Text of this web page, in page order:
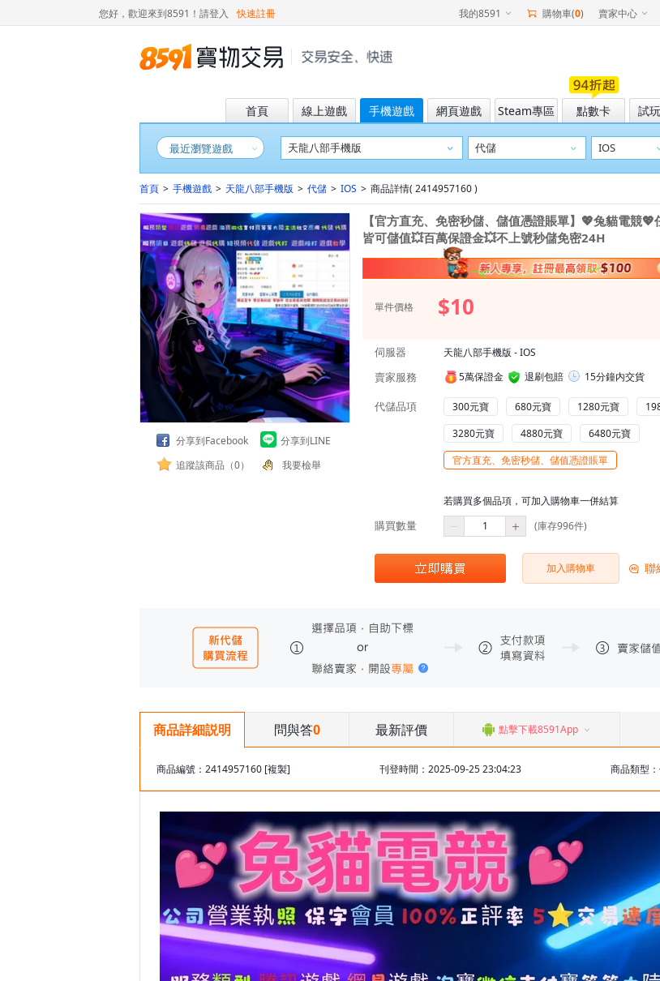
您好，歡迎來到8591！ 請登入 快速註冊 我的8591 購物車(0) 賣家中心
首頁 線上遊戲 手機遊戲 網頁遊戲 Steam專區 點數卡 試
最近瀏覽遊戲
首頁 > 手機遊戲 > 天龍八部手機版 > 代儲 > IOS > 商品詳情( 2414957160 )
分享到Facebook
分享到LINE
追蹤該商品（0）
我要檢舉
【官方直充、免密秒儲、儲值憑證賬單】 💖兔貓電競💖
皆可儲值💥百萬保證金💥不上號秒儲免密24H
單件價格 $10
伺服器 天龍八部手機版 - IOS
賣家服務 5萬保證金 退刷包賠 15分鐘内交貨
代儲品項 300元寶 680元寶 1280元寶
3280元寶
4880元寶
6480元寶
官方直充、免密秒儲、儲值憑證賬單
若購買多個品項，可加入購物車一併結算
購買數量 (庫存996件)
加入購物車 聯
商品詳細説明 問與答0 最新評價 點擊下載8591App
商品編號：2414957160 [複製] 刊登時間：2025-09-25 23:04:23 商品類型